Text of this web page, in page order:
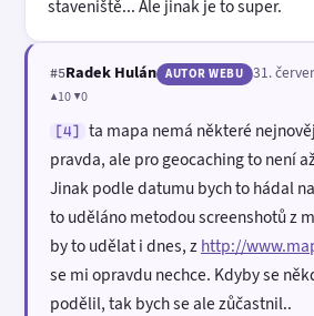
staveniště... Ale jinak je to super.
#5Radek Hulán AUTOR WEBU 31.
▲10 ▼0
[4]
ta mapa nemá některé
pravda, ale pro geocaching to není
Jinak podle datumu bych to hádal
to uděláno metodou screenshotů z
by to udělat i dnes, zhttp://
se mi opravdu nechce. Kdyby se
podělil, tak bych se ale zůčastnil..